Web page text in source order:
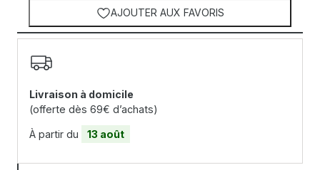
AJOUTER AUX FAVORIS
Livraison à domicile
(offerte dès 69€ d’achats)
À partir du 13 août